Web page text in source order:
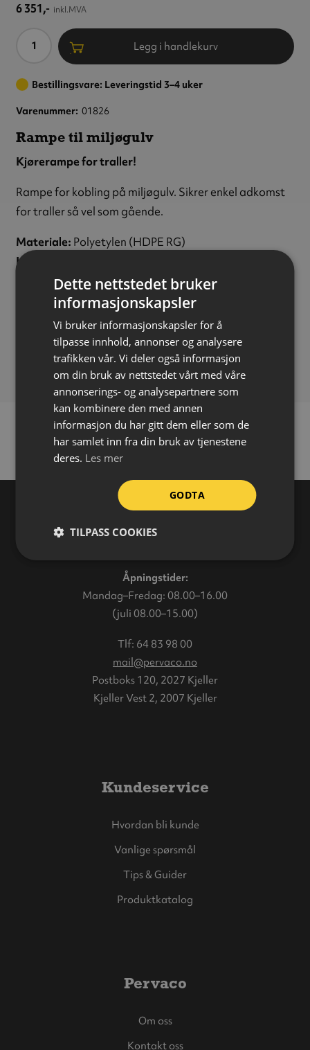
6 351,- inkl.MVA
Antall Legg i handlekurv
Bestillingsvare: Leveringstid 3–4 uker
Varenummer 01826
Rampe til miljøgulv
Kjørerampe for traller!
Rampe for kobling på miljøgulv. Sikrer enkel adkomst
for traller så vel som gående.
Materiale: Polyetylen (HDPE RG)
Høyde:
Bredde:1200 mm
Lengde: 800 mm
Maks belastning: 300 kg
13 kg
Bruksområde:Inne
Varehus
Åpningstider:
Mandag–Fredag: 08.00–16.00
(juli 08.00–15.00)
Tlf: 64 83 98 00
mail@pervaco.no
Postboks 120, 2027 Kjeller
Kjeller Vest 2, 2007 Kjeller
Kundeservice
Hvordan bli kunde
Vanlige spørsmål
Tips & Guider
Produktkatalog
Pervaco
Om oss
Kontakt oss
Dette nettstedet bruker
informasjonskapsler
Vi bruker informasjonskapsler for å
tilpasse innhold, annonser og analysere
trafikken vår. Vi deler også informasjon
om din bruk av nettstedet vårt med våre
annonserings- og analysepartnere som
kan kombinere den med annen
informasjon du har gitt dem eller som de
har samlet inn fra din bruk av tjenestene
deres. Les mer
GODTA
TILPASS COOKIES